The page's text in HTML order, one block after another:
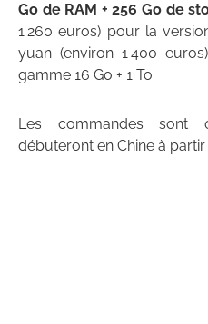
Go de RAM + 256 Go de
1 260 euros) pour la
yuan (environ 1 400
gamme 16 Go + 1 To.
Les commandes sont
débuteront en Chine à